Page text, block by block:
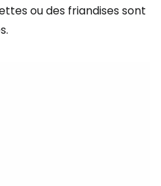
ou des friandises sont